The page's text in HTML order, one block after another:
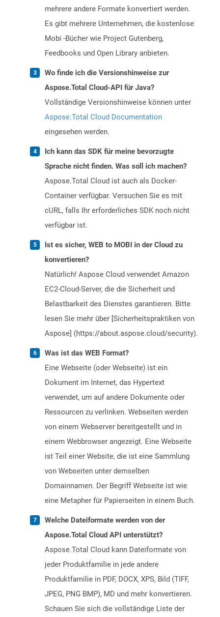
mehrere andere Formate konvertiert werden.
Es gibt mehrere Unternehmen, die kostenlose
Mobi -Bücher wie Project Gutenberg,
Feedbooks und Open Library anbieten.
Wo finde ich die Versionshinweise zur
Aspose.Total Cloud-API für Java?
Vollständige Versionshinweise können unter
Aspose.Total Cloud Documentation
eingesehen werden.
Ich kann das SDK für meine bevorzugte
Sprache nicht finden. Was soll ich machen?
Aspose.Total Cloud ist auch als Docker-
Container verfügbar. Versuchen Sie es mit
cURL, falls Ihr erforderliches SDK noch nicht
verfügbar ist.
Ist es sicher, WEB to MOBI in der Cloud zu
konvertieren?
Natürlich! Aspose Cloud verwendet Amazon
EC2-Cloud-Server, die die Sicherheit und
Belastbarkeit des Dienstes garantieren. Bitte
lesen Sie mehr über [Sicherheitspraktiken von
Aspose] (https://about.aspose.cloud/security).
Was ist das WEB Format?
Eine Webseite (oder Webseite) ist ein
Dokument im Internet, das Hypertext
verwendet, um auf andere Dokumente oder
Ressourcen zu verlinken. Webseiten werden
von einem Webserver bereitgestellt und in
einem Webbrowser angezeigt. Eine Webseite
ist Teil einer Website, die ist eine Sammlung
von Webseiten unter demselben
Domainnamen. Der Begriff Webseite ist wie
eine Metapher für Papierseiten in einem Buch.
Welche Dateiformate werden von der
Aspose.Total Cloud API unterstützt?
Aspose.Total Cloud kann Dateiformate von
jeder Produktfamilie in jede andere
Produktfamilie in PDF, DOCX, XPS, Bild (TIFF,
JPEG, PNG BMP), MD und mehr konvertieren.
Schauen Sie sich die vollständige Liste der